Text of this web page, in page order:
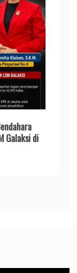
Galaksi di